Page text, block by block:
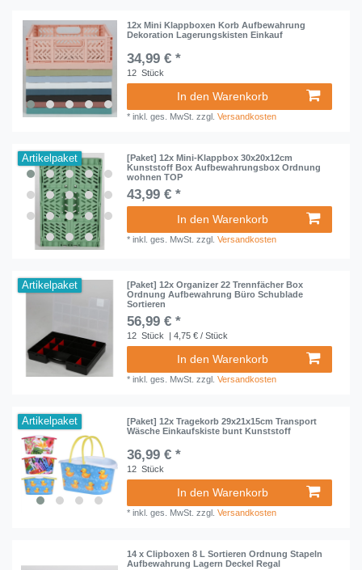
12x Mini Klappboxen Korb Aufbewahrung
Dekoration Lagerungskisten Einkauf
34,99 € *
12 Stück
In den Warenkorb
*inkl. ges. MwSt. zzgl.Versandkosten
Artikelpaket
[Paket] 12x Mini-Klappbox 30x20x12cm
Kunststoff Box Aufbewahrungsbox Ordnung
wohnen TOP
43,99 € *
In den Warenkorb
*inkl. ges. MwSt. zzgl.Versandkosten
Artikelpaket
[Paket] 12x Organizer 22 Trennfächer Box
Ordnung Aufbewahrung Büro Schublade
Sortieren
56,99 € *
12 Stück | 4,75 € / Stück
In den Warenkorb
*inkl. ges. MwSt. zzgl.Versandkosten
Artikelpaket
[Paket] 12x Tragekorb 29x21x15cm Transport
Wäsche Einkaufskiste bunt Kunststoff
36,99 € *
12 Stück
In den Warenkorb
*inkl. ges. MwSt. zzgl.Versandkosten
14 x Clipboxen 8 L Sortieren Ordnung Stapeln
Aufbewahrung Lagern Deckel Regal